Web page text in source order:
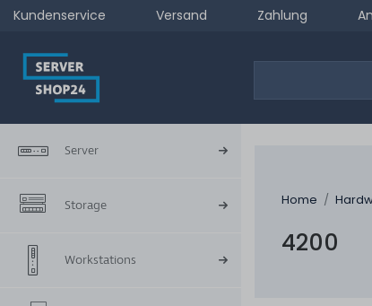
Kundenservice Versand Zahlung
Server
Storage
Workstations
Home
4200